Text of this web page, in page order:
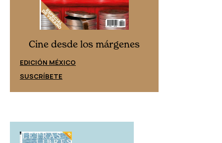
Cine desde los márgenes
EDICIÓN MÉXICO
SUSCRÍBETE